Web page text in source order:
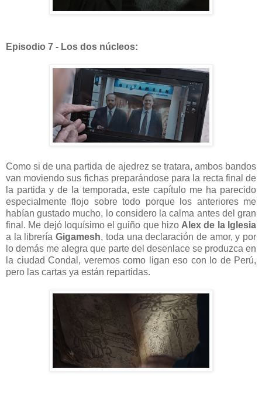
Episodio 7 - Los dos núcleos:
Como si de una partida de ajedrez se tratara, ambos bandos
van moviendo sus fichas preparándose para la recta final de
la partida y de la temporada, este capítulo me ha parecido
especialmente flojo sobre todo porque los anteriores me
habían gustado mucho, lo considero la calma antes del gran
final. Me dejó loquísimo el guiño que hizo Alex de la Iglesia
a la libreríaGigamesh, toda una declaración de amor, y por
lo demás me alegra que parte del desenlace se produzca en
la ciudad Condal, veremos como ligan eso con lo de Perú,
pero las cartas ya están repartidas.